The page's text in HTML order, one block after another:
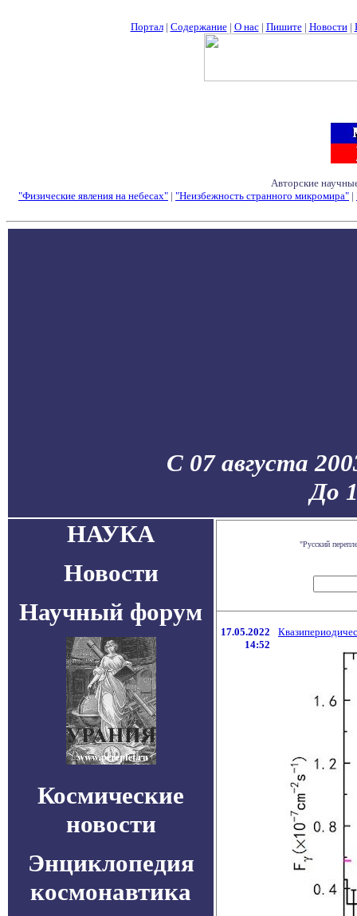
Портал| Содержание| О нас| Пишите| Новости|
Авторские
"Физические явления на небесах" | "Неизбежность странного микромира" |
С 07 августа
До
НАУКА
Новости
Научный форум
Космические
новости
Энциклопедия
космонавтика
"Русский
17.05.2022
14:52